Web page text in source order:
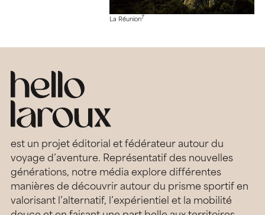
La Réunion7
est un projet éditorial et fédérateur autour du
voyage d’aventure. Représentatif des nouvelles
générations, notre média explore différentes
manières de découvrir autour du prisme sportif en
valorisant l’alternatif, l’expérientiel et la mobilité